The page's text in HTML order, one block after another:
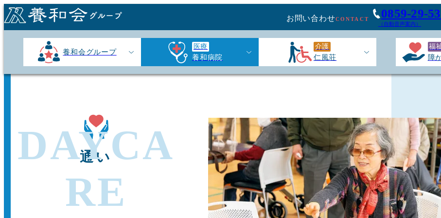
お問い合わせCONTACT 0859-29-
（自動音声案内）
養和会グループ
医療
養和病院
介護
仁風荘
福
障
通い
DAYCA
RE